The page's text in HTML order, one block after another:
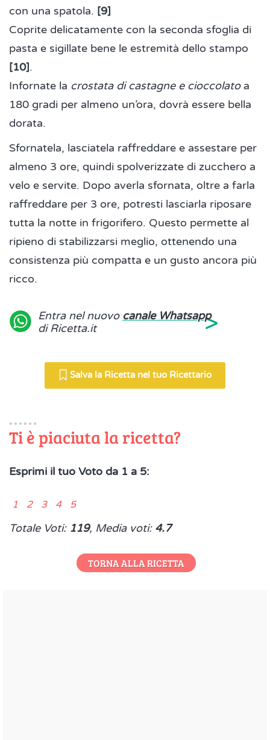
con una spatola. [9]
Coprite delicatamente con la seconda sfoglia di
pasta e sigillate bene le estremità dello stampo
[10].
Infornate la crostata di castagne e cioccolatoa
180 gradi per almeno un’ora, dovrà essere bella
dorata.
Sfornatela, lasciatela raffreddare e assestare per
almeno 3 ore, quindi spolverizzate di zucchero a
velo e servite. Dopo averla sfornata, oltre a farla
raffreddare per 3 ore, potresti lasciarla riposare
tutta la notte in frigorifero. Questo permette al
ripieno di stabilizzarsi meglio, ottenendo una
consistenza più compatta e un gusto ancora più
ricco.
Entra nel nuovo canale Whatsapp
di Ricetta.it
>
Salva la Ricetta nel tuo Ricettario
Ti è piaciuta la ricetta?
Esprimi il tuo Voto da 1 a 5:
1 2 3 4 5
Totale Voti: 119, Media voti: 4.7
TORNA ALLA RICETTA